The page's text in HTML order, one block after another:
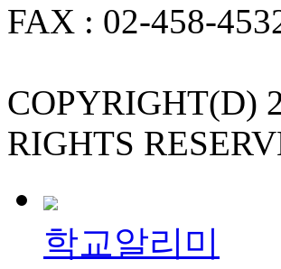
FAX : 02-458-
COPYRIGHT(D)
RIGHTS
학교알리미